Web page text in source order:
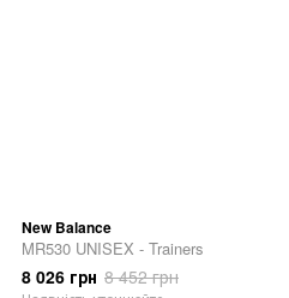
New Balance
MR530 UNISEX - Trainers
8 026 грн 8 452 грн